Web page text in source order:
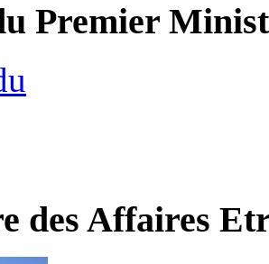
Premier
des Affaires